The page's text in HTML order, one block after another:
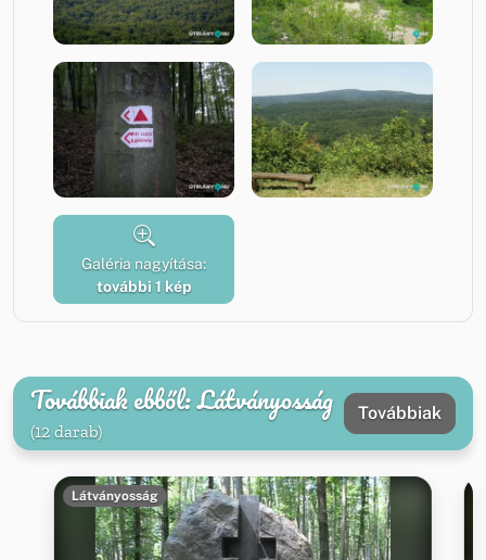
Galéria nagyítása:
további 1 kép
Továbbiak ebből: Látványosság
(12 darab)
Továbbiak
Látványosság